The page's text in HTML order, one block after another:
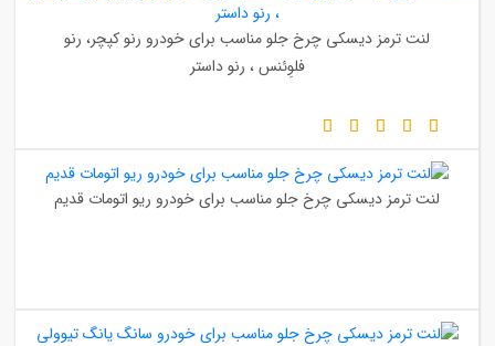
لنت ترمز دیسکی چرخ جلو مناسب برای خودرو رنو کپچر، رنو
فلوِئنس ، رنو داستر
لنت ترمز دیسکی چرخ جلو مناسب برای خودرو ریو اتومات قدیم